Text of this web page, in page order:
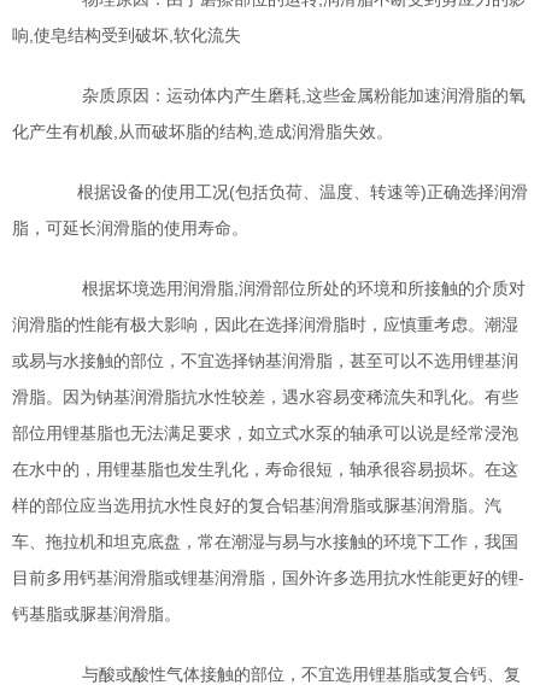
响,使皂结构受到破坏,软化流失
杂质原因：运动体内产生磨耗,这些金属粉能加速润滑脂的氧
化产生有机酸,从而破坏脂的结构,造成润滑脂失效。
根据设备的使用工况(包括负荷、温度、转速等)正确选择润滑
脂，可延长润滑脂的使用寿命。
根据坏境选用润滑脂,润滑部位所处的环境和所接触的介质对
润滑脂的性能有极大影响，因此在选择润滑脂时，应慎重考虑。潮湿
或易与水接触的部位，不宜选择钠基润滑脂，甚至可以不选用锂基润
滑脂。因为钠基润滑脂抗水性较差，遇水容易变稀流失和乳化。有些
部位用锂基脂也无法满足要求，如立式水泵的轴承可以说是经常浸泡
在水中的，用锂基脂也发生乳化，寿命很短，轴承很容易损坏。在这
样的部位应当选用抗水性良好的复合铝基润滑脂或脲基润滑脂。汽
车、拖拉机和坦克底盘，常在潮湿与易与水接触的环境下工作，我国
目前多用钙基润滑脂或锂基润滑脂，国外许多选用抗水性能更好的锂-
钙基脂或脲基润滑脂。
与酸或酸性气体接触的部位，不宜选用锂基脂或复合钙、复